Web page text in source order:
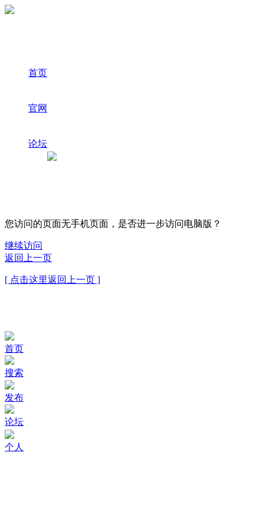
首页
官网
论坛
您访问的页面无手机页面，是否进一步访问电脑版？
继续访问
返回上一页
[ 点击这里返回上一页 ]
首页
搜索
发布
论坛
个人